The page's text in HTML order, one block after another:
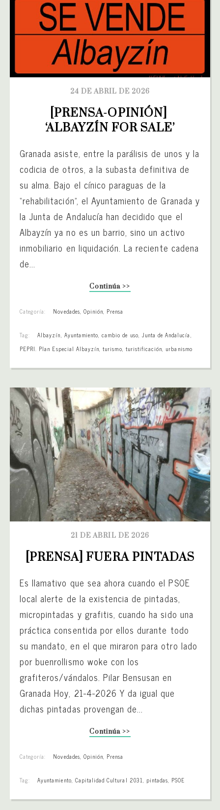
24 DE ABRIL DE 2026
[PRENSA-OPINIÓN]
‘ALBAYZÍN FOR SALE’
Granada asiste, entre la parálisis de unos y la
codicia de otros, a la subasta definitiva de
su alma. Bajo el cínico paraguas de la
“rehabilitación”, el Ayuntamiento de Granada y
la Junta de Andalucía han decidido que el
Albayzín ya no es un barrio, sino un activo
inmobiliario en liquidación. La reciente cadena
de...
Continúa >>
Categoría: Novedades, Opinión, Prensa
Tag: Albayzín, Ayuntamiento,cambio de uso, Junta de Andalucía,
PEPRI. Plan Especial Albayzín,turismo, turistificación, urbanismo
21 DE ABRIL DE 2026
[PRENSA] FUERA PINTADAS
Es llamativo que sea ahora cuando el PSOE
local alerte de la existencia de pintadas,
micropintadas y grafitis, cuando ha sido una
práctica consentida por ellos durante todo
su mandato, en el que miraron para otro lado
por buenrollismo woke con los
grafiteros/vándalos. Pilar Bensusan en
Granada Hoy, 21-4-2026 Y da igual que
dichas pintadas provengan de...
Continúa >>
Categoría: Novedades, Opinión, Prensa
Tag: Ayuntamiento, Capitalidad Cultural 2031, pintadas, PSOE